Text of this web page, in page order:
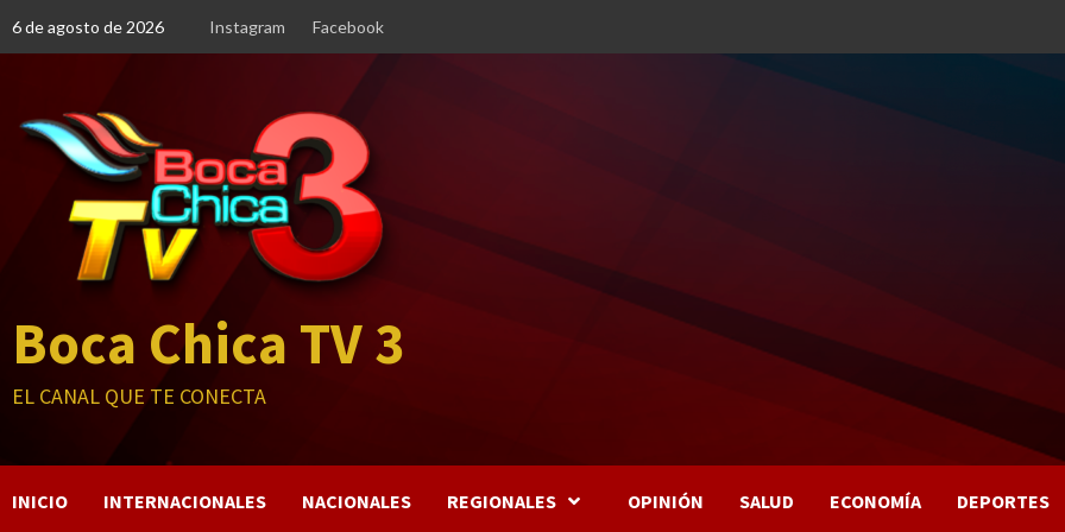
6 de agosto de 2026 Instagram Facebook
Boca Chica TV 3
EL CANAL QUE TE CONECTA
INICIO INTERNACIONALES NACIONALES REGIONALES OPINIÓN SALUD ECONOMÍA DEPORTES